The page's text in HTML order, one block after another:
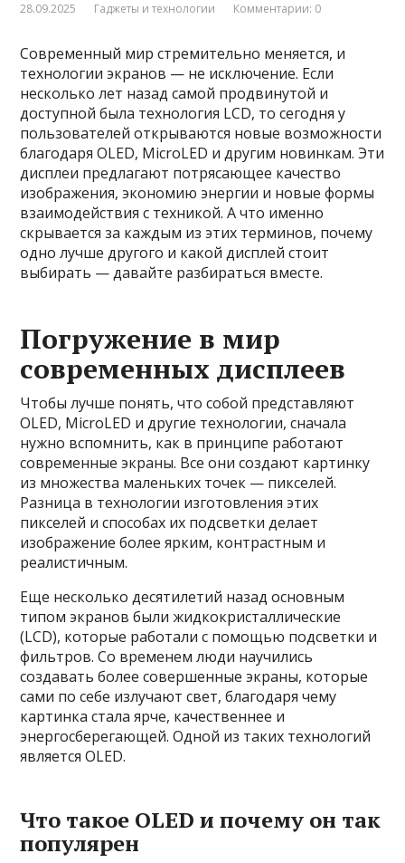
28.09.2025 Гаджеты и технологии Комментарии: 0
Современный мир стремительно меняется, и
технологии экранов — не исключение. Если
несколько лет назад самой продвинутой и
доступной была технология LCD, то сегодня у
пользователей открываются новые возможности
благодаря OLED, MicroLED и другим новинкам. Эти
дисплеи предлагают потрясающее качество
изображения, экономию энергии и новые формы
взаимодействия с техникой. А что именно
скрывается за каждым из этих терминов, почему
одно лучше другого и какой дисплей стоит
выбирать — давайте разбираться вместе.
Погружение в мир
современных дисплеев
Чтобы лучше понять, что собой представляют
OLED, MicroLED и другие технологии, сначала
нужно вспомнить, как в принципе работают
современные экраны. Все они создают картинку
из множества маленьких точек — пикселей.
Разница в технологии изготовления этих
пикселей и способах их подсветки делает
изображение более ярким, контрастным и
реалистичным.
Еще несколько десятилетий назад основным
типом экранов были жидкокристаллические
(LCD), которые работали с помощью подсветки и
фильтров. Со временем люди научились
создавать более совершенные экраны, которые
сами по себе излучают свет, благодаря чему
картинка стала ярче, качественнее и
энергосберегающей. Одной из таких технологий
является OLED.
Что такое OLED и почему он так
популярен